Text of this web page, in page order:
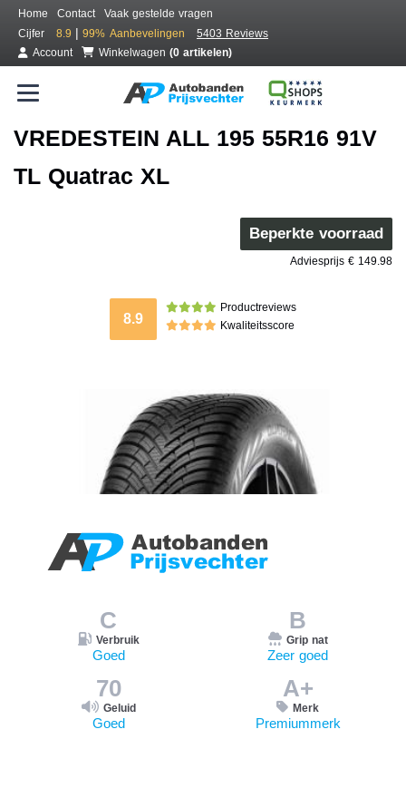
Home Contact
Vaak gestelde vragen
Cijfer
8.9 | 99% Aanbevelingen
5403 Reviews
Account
Winkelwagen (0 artikelen)
VREDESTEIN ALL 195 55R16 91V
TL Quatrac XL
Beperkte voorraad
Adviesprijs € 149.98
8.9
Productreviews
Kwaliteitsscore
C
Verbruik
Goed
B
Grip nat
Zeer goed
70
Geluid
Goed
A+
Merk
Premiummerk